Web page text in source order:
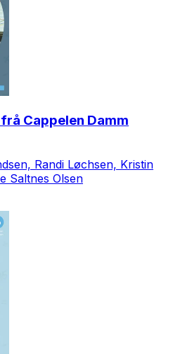
Cappelen Damm
Randi Løchsen, Kristin
Saltnes Olsen